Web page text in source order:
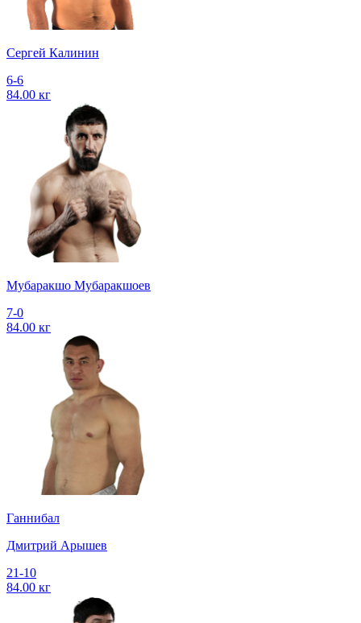
Сергей Калинин
6-6
84.00 кг
Мубаракшо Мубаракшоев
7-0
84.00 кг
Ганнибал
Дмитрий Арышев
21-10
84.00 кг